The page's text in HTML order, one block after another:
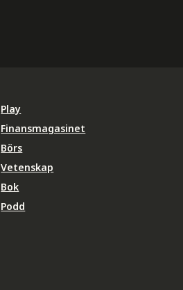
Play
Finansmagasinet
Börs
Vetenskap
Bok
Podd